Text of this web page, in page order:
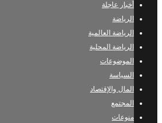
أخبار عاجلة
الرياضة
الرياضة العالمية
الرياضة المحلية
الموضوعات
السياسة
المال والإقتصاد
المجتمع
منوعات